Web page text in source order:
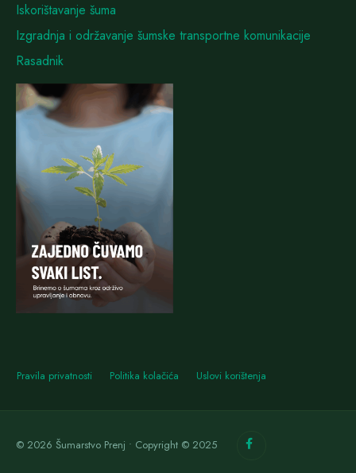
Iskorištavanje šuma
Izgradnja i održavanje šumske transportne komunikacije
Rasadnik
Pravila privatnosti Politika kolačića Uslovi korištenja
© 2026 Šumarstvo Prenj • Copyright © 2025